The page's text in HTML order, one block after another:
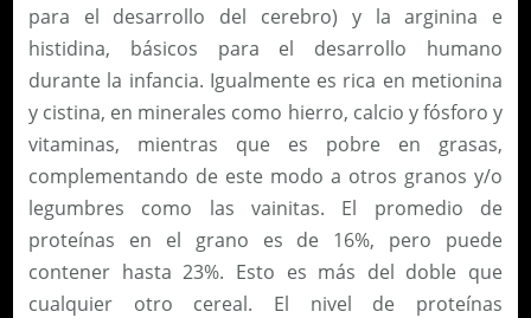
para el desarrollo del cerebro) y la arginina e
histidina, básicos para el desarrollo humano
durante la infancia. Igualmente es rica en metionina
y cistina, en minerales como hierro, calcio y fósforo y
vitaminas, mientras que es pobre en grasas,
complementando de este modo a otros granos y/o
legumbres como las vainitas. El promedio de
proteínas en el grano es de 16%, pero puede
contener hasta 23%. Esto es más del doble que
cualquier otro cereal. El nivel de proteínas